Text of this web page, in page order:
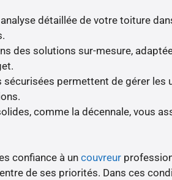
détaillée de votre toiture
des solutions sur-mesure,
sécurisées permettent de gérer les
comme la décennale, vous
confiance à uncouvreur
de ses priorités. Dans ces